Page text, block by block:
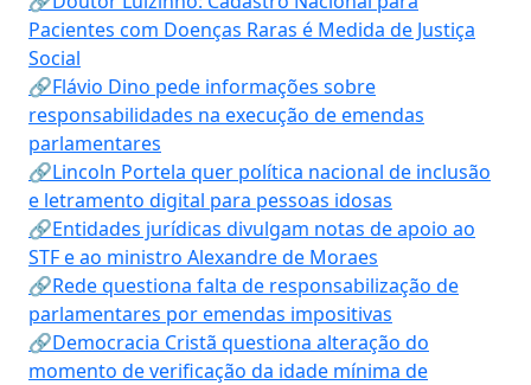
Pacientes com Doenças Raras é Medida de Justiça
Social
🔗Flávio Dino pede informações sobre
responsabilidades na execução de emendas
parlamentares
🔗Lincoln Portela quer política nacional de inclusão
e letramento digital para pessoas idosas
🔗Entidades jurídicas divulgam notas de apoio ao
STF e ao ministro Alexandre de Moraes
🔗Rede questiona falta de responsabilização de
parlamentares por emendas impositivas
🔗Democracia Cristã questiona alteração do
momento de verificação da idade mínima de